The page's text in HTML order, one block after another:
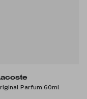
Parfum 60ml